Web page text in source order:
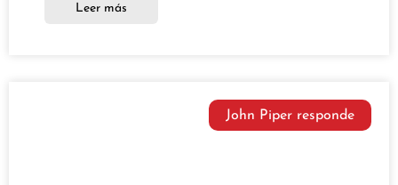
Leer más
John Piper responde